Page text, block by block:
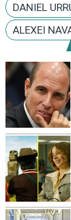
DANIEL
ALEXEI